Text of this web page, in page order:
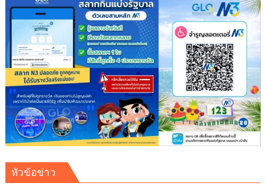
หัวข้อข่าว